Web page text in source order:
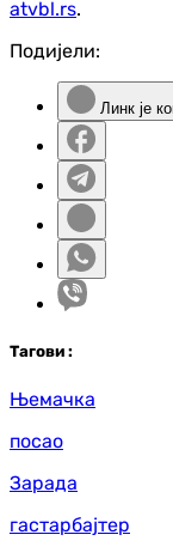
atvbl.rs.
Подијели:
Линк је
Тагови :
Њемачка
посао
Зарада
гастарбајтер